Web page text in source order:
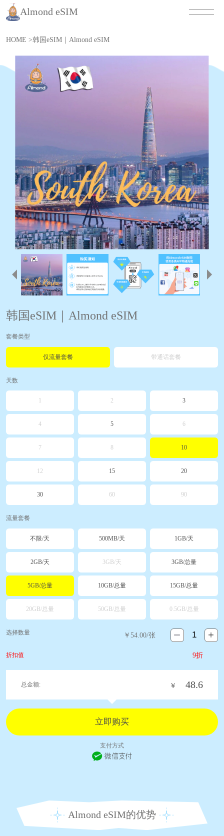
Almond eSIM
HOME >韩国eSIM｜Almond eSIM
韩国eSIM｜Almond eSIM
套餐类型
仅流量套餐 带通话套餐
天数
1 2 3
4 5 6
7 8 10
12 15 20
30 60 90
流量套餐
不限/天 500MB/天 1GB/天
2GB/天 3GB/天 3GB/总量
5GB/总量 10GB/总量 15GB/总量
20GB/总量 50GB/总量 0.5GB/总量
选择数量 ￥ 54.00/张
折扣值 9折
总金额: ￥ 48.6
支付方式
Almond eSIM的优势